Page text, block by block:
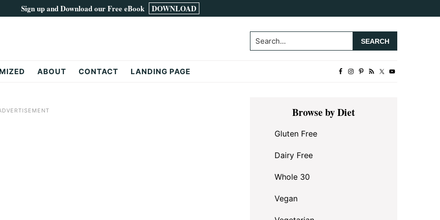
Sign up and Download our Free eBook DOWNLOAD
Search...
ABOUT CONTACT LANDING PAGE
Primary
SidebarBrowse by Diet
Gluten Free
Dairy Free
Whole 30
Vegan